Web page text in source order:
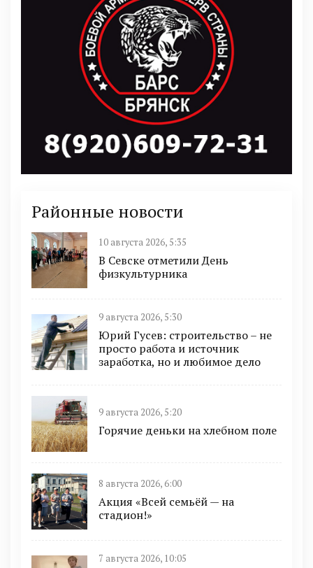
Районные новости
10 августа 2026, 5:35
В Севске отметили День
физкультурника
9 августа 2026, 5:30
Юрий Гусев: строительство – не
просто работа и источник
заработка, но и любимое дело
9 августа 2026, 5:20
Горячие деньки на хлебном поле
8 августа 2026, 6:00
Акция «Всей семьёй — на
стадион!»
7 августа 2026, 10:05